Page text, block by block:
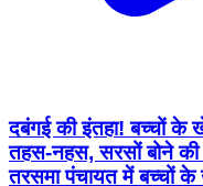
दबंगई की इंतहा! बच्चों के
तहस-नहस, सरसों बोने की
तरसमा पंचायत में बच्चों